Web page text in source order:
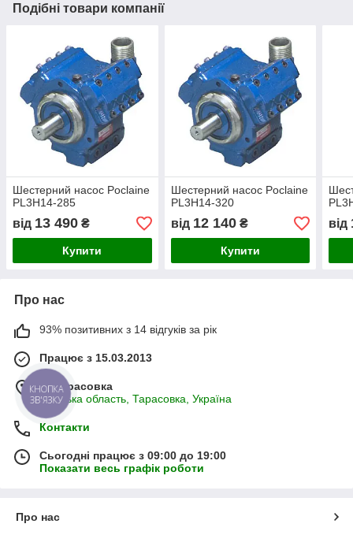
Подібні товари компанії
Шестерний насос Poclaine
PL3H14-285
від 13 490 ₴
Купити
Шестерний насос Poclaine
PL3H14-320
від 12 140₴
Купити
від
Про нас
93% позитивних з 14 відгуків за рік
Працює з 15.03.2013
м. Тарасовка
Київська область, Тарасовка, Україна
Контакти
Сьогодні працює з 09:00 до 19:00
Показати весь графік роботи
Про нас
КНОПКА
ЗВ'ЯЗКУ